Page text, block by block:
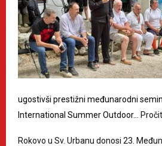
ugostivši prestižni međunarodni
International Summer Outdoor…
Rokovo u Sv. Urbanu donosi 23.